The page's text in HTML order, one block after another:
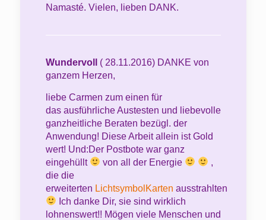
Namasté. Vielen, lieben DANK.
Wundervoll
( 28.11.2016) DANKE von
ganzem Herzen,
liebe Carmen zum einen für
das ausführliche Austesten und liebevolle
ganzheitliche Beraten bezügl. der
Anwendung! Diese Arbeit allein ist Gold
wert! Und:Der Postbote war ganz
eingehüllt
von all der Energie
,
die die
erweiterten LichtsymbolKarten ausstrahlten
Ich danke Dir, sie sind wirklich
lohnenswert!! Mögen viele Menschen und